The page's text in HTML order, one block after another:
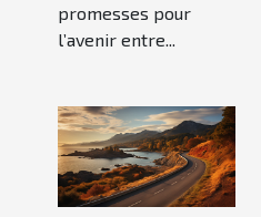
promesses pour
l’avenir entre...